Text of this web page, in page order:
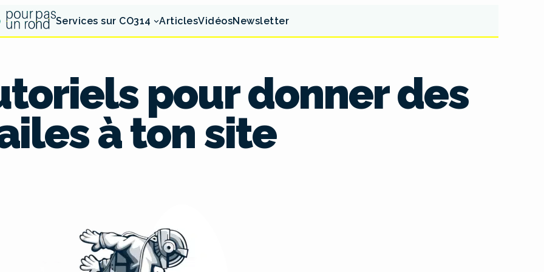
Services sur CO314 ArticlesVidéosNewsletter
pour donner des
à ton site